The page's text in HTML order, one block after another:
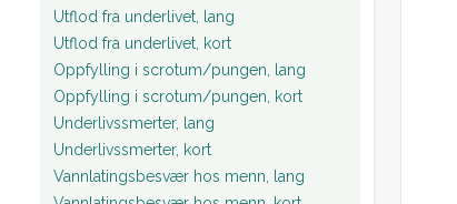
Utflod fra underlivet, lang
Utflod fra underlivet, kort
Oppfylling i scrotum/pungen, lang
Oppfylling i scrotum/pungen, kort
Underlivssmerter, lang
Underlivssmerter, kort
Vannlatingsbesvær hos menn, lang